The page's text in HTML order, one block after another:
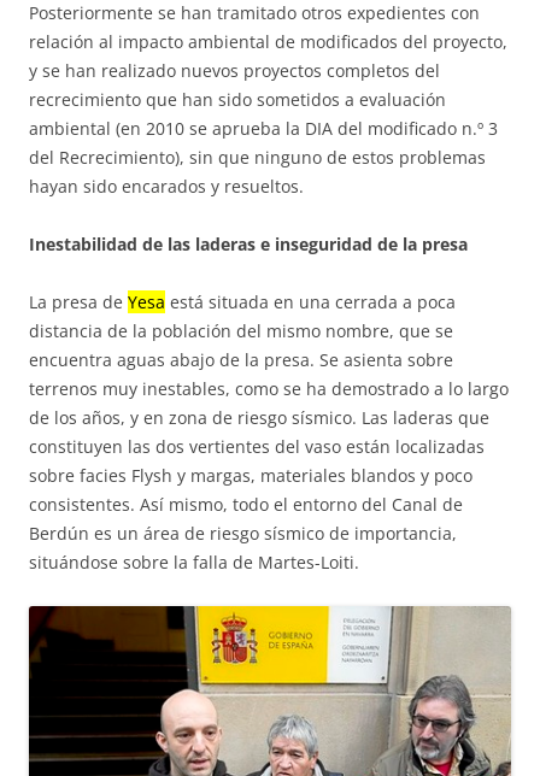
Posteriormente se han tramitado otros expedientes con
relación al impacto ambiental de modificados del proyecto,
y se han realizado nuevos proyectos completos del
recrecimiento que han sido sometidos a evaluación
ambiental (en 2010 se aprueba la DIA del modificado n.º 3
del Recrecimiento), sin que ninguno de estos problemas
hayan sido encarados y resueltos.
Inestabilidad de las laderas e inseguridad de la presa
La presa de Yesa está situada en una cerrada a poca
distancia de la población del mismo nombre, que se
encuentra aguas abajo de la presa. Se asienta sobre
terrenos muy inestables, como se ha demostrado a lo largo
de los años, y en zona de riesgo sísmico. Las laderas que
constituyen las dos vertientes del vaso están localizadas
sobre facies Flysh y margas, materiales blandos y poco
consistentes. Así mismo, todo el entorno del Canal de
Berdún es un área de riesgo sísmico de importancia,
situándose sobre la falla de Martes-Loiti.